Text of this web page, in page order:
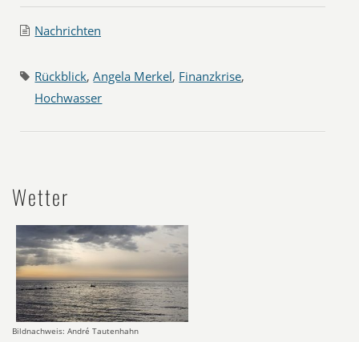
Nachrichten
Rückblick,Angela Merkel, Finanzkrise,
Hochwasser
Wetter
Bildnachweis: André Tautenhahn